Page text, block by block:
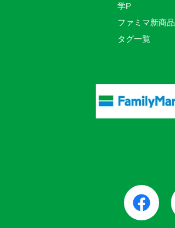
学P
ファミマ新商品
タグ一覧